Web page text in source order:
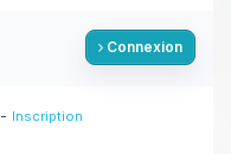
Connexion
- Inscription